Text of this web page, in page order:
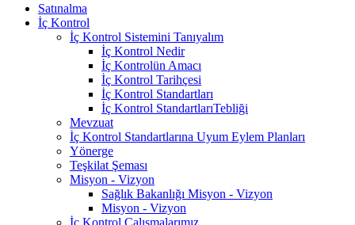
Satınalma
İç Kontrol
İç Kontrol Sistemini Tanıyalım
İç Kontrol Nedir
İç Kontrolün Amacı
İç Kontrol Tarihçesi
İç Kontrol Standartları
İç Kontrol StandartlarıTebliği
Mevzuat
İç Kontrol Standartlarına Uyum Eylem Planları
Yönerge
Teşkilat Şeması
Misyon - Vizyon
Sağlık Bakanlığı Misyon - Vizyon
Misyon - Vizyon
İç Kontrol Çalışmalarımız